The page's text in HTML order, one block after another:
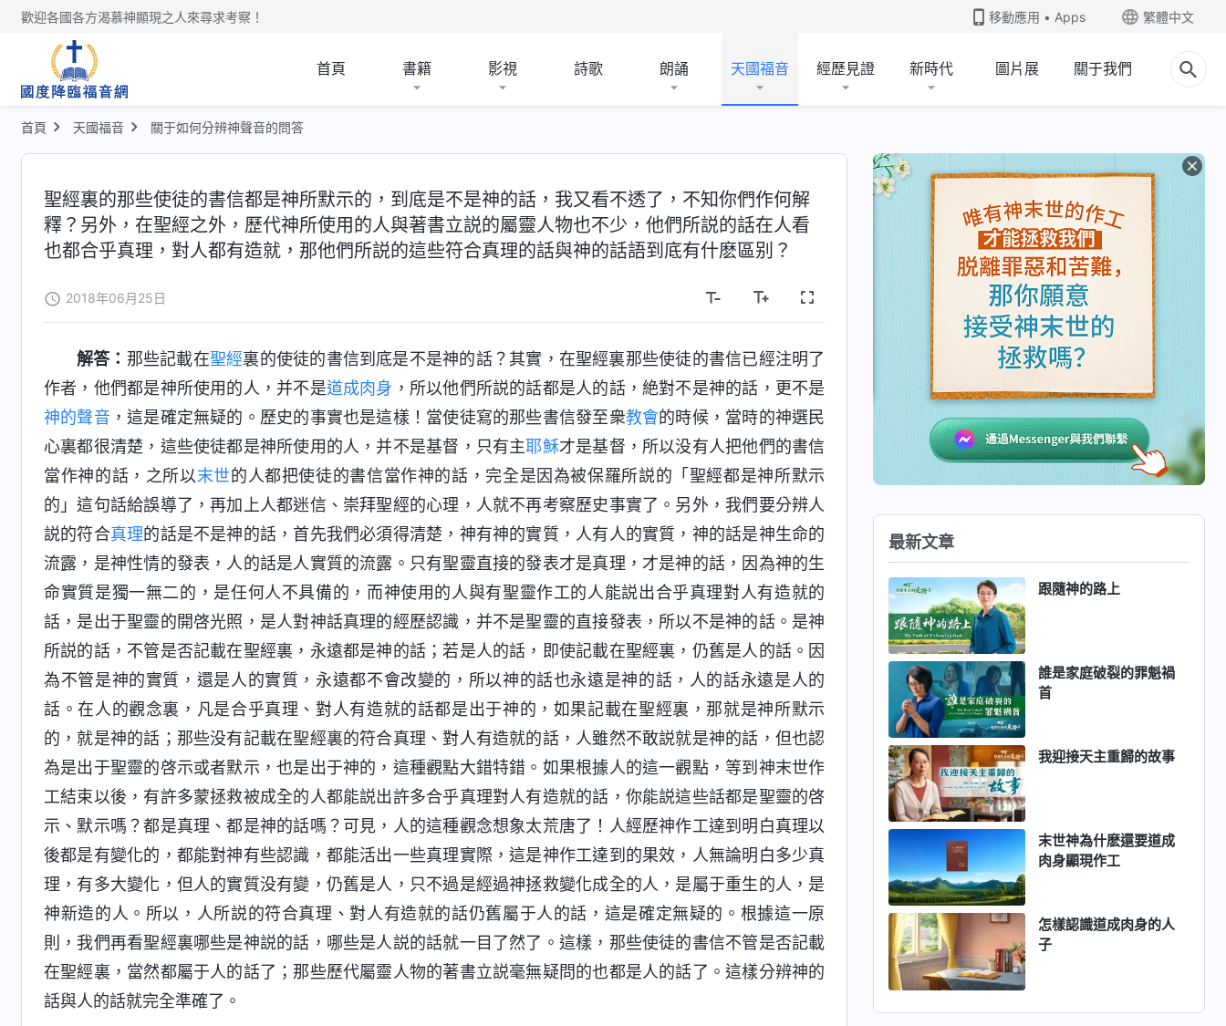
歡迎各國各方渴慕神顯現之人來尋求考察！ 移動應用 • Apps 繁體中文
首頁 書籍 影視 詩歌 朗誦 天國福音 經歷見證 新時代 圖片展 關于我們
首頁 天國福音 關于如何分辨神聲音的問答
聖經裏的那些使徒的書信都是神所默示的，到底是不是神的話，我又看不透了，不知你們作何解
釋？另外，在聖經之外，歷代神所使用的人與著書立説的屬靈人物也不少，他們所説的話在人看
也都合乎真理，對人都有造就，那他們所説的這些符合真理的話與神的話語到底有什麽區别？
2018年06月25日
解答： 那些記載在聖經裏的使徒的書信到底是不是神的話？其實，在聖經裏那些使徒的書信已經注明了
作者，他們都是神所使用的人，并不是道成肉身 ，所以他們所説的話都是人的話，絶對不是神的話，更不是
神的聲音 ，這是確定無疑的。歷史的事實也是這樣！當使徒寫的那些書信發至衆教會的時候，當時的神選民
心裏都很清楚，這些使徒都是神所使用的人，并不是基督，只有主耶穌才是基督，所以没有人把他們的書信
當作神的話，之所以末世的人都把使徒的書信當作神的話，完全是因為被保羅所説的「聖經都是神所默示
的」這句話給誤導了，再加上人都迷信、崇拜聖經的心理，人就不再考察歷史事實了。另外，我們要分辨人
説的符合真理的話是不是神的話，首先我們必須得清楚，神有神的實質，人有人的實質，神的話是神生命的
流露，是神性情的發表，人的話是人實質的流露。只有聖靈直接的發表才是真理，才是神的話，因為神的生
命實質是獨一無二的，是任何人不具備的，而神使用的人與有聖靈作工的人能説出合乎真理對人有造就的
話，是出于聖靈的開啓光照，是人對神話真理的經歷認識，并不是聖靈的直接發表，所以不是神的話。是神
所説的話，不管是否記載在聖經裏，永遠都是神的話；若是人的話，即使記載在聖經裏，仍舊是人的話。因
為不管是神的實質，還是人的實質，永遠都不會改變的，所以神的話也永遠是神的話，人的話永遠是人的
話。在人的觀念裏，凡是合乎真理、對人有造就的話都是出于神的，如果記載在聖經裏，那就是神所默示
的，就是神的話；那些没有記載在聖經裏的符合真理、對人有造就的話，人雖然不敢説就是神的話，但也認
為是出于聖靈的啓示或者默示，也是出于神的，這種觀點大錯特錯。如果根據人的這一觀點，等到神末世作
工結束以後，有許多蒙拯救被成全的人都能説出許多合乎真理對人有造就的話，你能説這些話都是聖靈的啓
示、默示嗎？都是真理、都是神的話嗎？可見，人的這種觀念想象太荒唐了！人經歷神作工達到明白真理以
後都是有變化的，都能對神有些認識，都能活出一些真理實際，這是神作工達到的果效，人無論明白多少真
理，有多大變化，但人的實質没有變，仍舊是人，只不過是經過神拯救變化成全的人，是屬于重生的人，是
神新造的人。所以，人所説的符合真理、對人有造就的話仍舊屬于人的話，這是確定無疑的。根據這一原
則，我們再看聖經裏哪些是神説的話，哪些是人説的話就一目了然了。這樣，那些使徒的書信不管是否記載
在聖經裏，當然都屬于人的話了；那些歷代屬靈人物的著書立説毫無疑問的也都是人的話了。這樣分辨神的
話與人的話就完全準確了。
最新文章
跟隨神的路上
誰是家庭破裂的罪魁禍
首
我迎接天主重歸的故事
末世神為什麽還要道成
肉身顯現作工
怎樣認識道成肉身的人
子